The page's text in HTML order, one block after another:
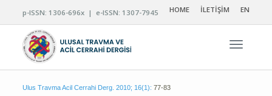
p-ISSN: 1306-696x | e-ISSN: 1307-7945 HOME İLETİŞİM EN
Ulus Travma Acil Cerrahi Derg. 2010; 16(1): 77-83